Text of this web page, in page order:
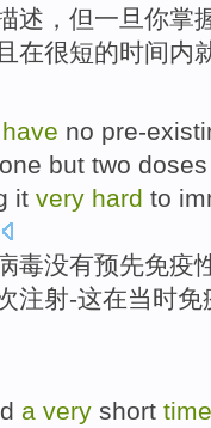
述 ， 但一旦 你掌
在很短的时间内
have no pre-
one but two
it very hard to
毒没有预先免疫
注射-这在当时免
a very short time